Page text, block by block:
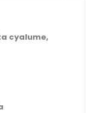
cyalume,